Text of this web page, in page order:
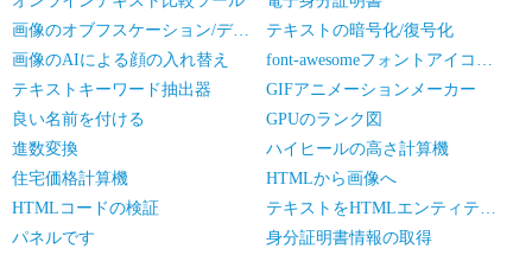
画像のオブフスケーション/デオブフスケーション
テキストの暗号化/復号化
画像のAIによる顔の入れ替え
font-awesomeフォントアイコンライブラリ
テキストキーワード抽出器
GIFアニメーションメーカー
良い名前を付ける
GPUのランク図
進数変換
ハイヒールの高さ計算機
住宅価格計算機
HTMLから画像へ
HTMLコードの検証
テキストをHTMLエンティティに変換
パネルです
身分証明書情報の取得